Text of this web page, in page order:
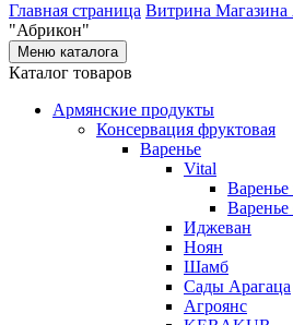
Главная страница Витрина
"Абрикон"
Меню каталога
Каталог товаров
Армянские продукты
Консервация фруктовая
Варенье
Vital
Иджеван
Ноян
Шамб
Сады Арагаца
Агроянс